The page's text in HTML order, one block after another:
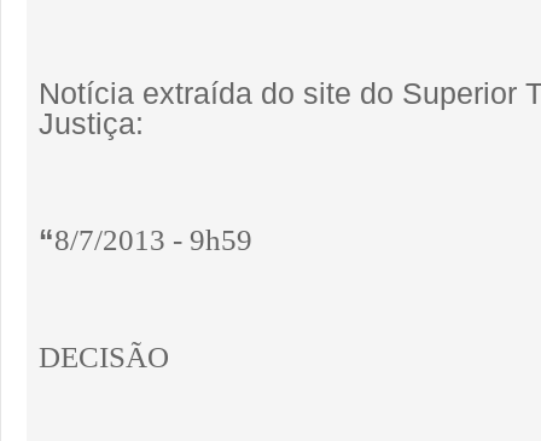
Notícia extraída do site do Superior
Justiça:
“8/7/2013 - 9h59
DECISÃO